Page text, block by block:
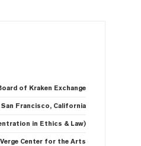
of Kraken Exchange
San Francisco, California
in Ethics & Law)
Center for the Arts